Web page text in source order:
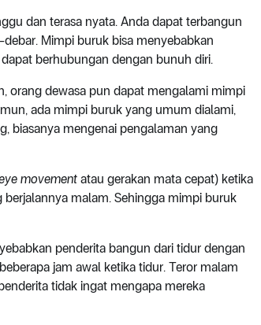
dan terasa nyata. Anda dapat terbangun
Mimpi buruk bisa menyebabkan
berhubungan dengan bunuh diri.
orang dewasa pun dapat mengalami mimpi
ada mimpi buruk yang umum dialami,
biasanya mengenai pengalaman yang
movement atau gerakan mata cepat) ketika
malam. Sehingga mimpi buruk
penderita bangun dari tidur dengan
jam awal ketika tidur. Teror malam
tidak ingat mengapa mereka